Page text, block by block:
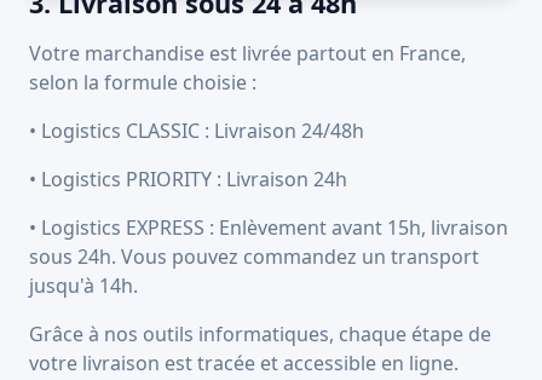
Votre marchandise est livrée partout en France,
selon la formule choisie :
• Logistics CLASSIC : Livraison 24/48h
• Logistics PRIORITY : Livraison 24h
• Logistics EXPRESS : Enlèvement avant 15h, livraison
sous 24h. Vous pouvez commandez un transport
jusqu'à 14h.
Grâce à nos outils informatiques, chaque étape de
votre livraison est tracée et accessible en ligne.